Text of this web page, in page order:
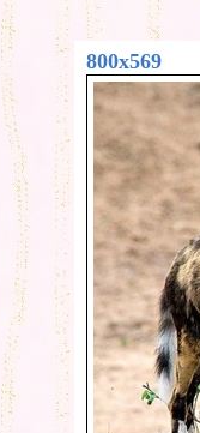
800x569